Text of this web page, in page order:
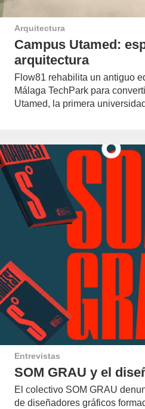
Arquitectura
Campus Utamed:
arquitectura
Flow81 rehabilita un antiguo
Málaga TechPark para
Utamed, la primera
Entrevistas
SOM GRAU y el
El colectivo SOM GRAU
de diseñadores gráficos